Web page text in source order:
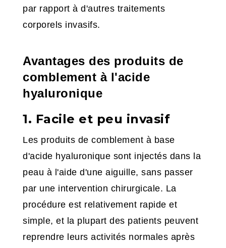
par rapport à d'autres traitements
corporels invasifs.
Avantages des produits de
comblement à l'acide
hyaluronique
1. Facile et peu invasif
Les produits de comblement à base
d'acide hyaluronique sont injectés dans la
peau à l'aide d'une aiguille, sans passer
par une intervention chirurgicale. La
procédure est relativement rapide et
simple, et la plupart des patients peuvent
reprendre leurs activités normales après